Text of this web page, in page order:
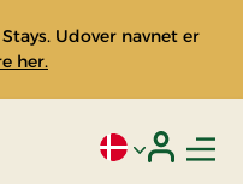
Udover navnet er
her.
Aktivt sprog: